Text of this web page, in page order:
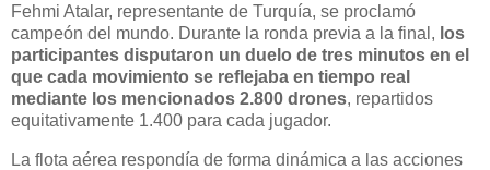
Fehmi Atalar, representante de Turquía, se proclamó
campeón del mundo. Durante la ronda previa a la final, los
participantes disputaron un duelo de tres minutos en el
que cada movimiento se reflejaba en tiempo real
mediante los mencionados 2.800 drones, repartidos
equitativamente 1.400 para cada jugador.
La flota aérea respondía de forma dinámica a las acciones